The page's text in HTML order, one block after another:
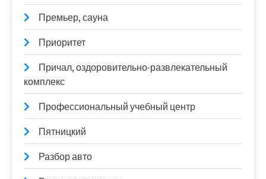
Премьер, сауна
Приоритет
Причал, оздоровительно-развлекательный
комплекс
Профессиональный учебный центр
Пятницкий
Разбор авто